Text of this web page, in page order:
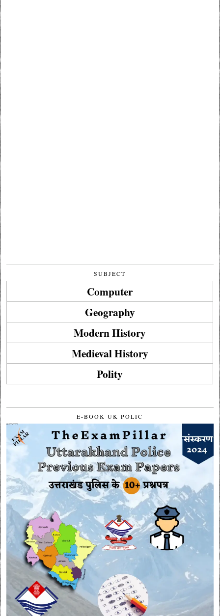
SUBJECT
Computer
Geography
Modern History
Medieval History
Polity
E-BOOK UK POLIC